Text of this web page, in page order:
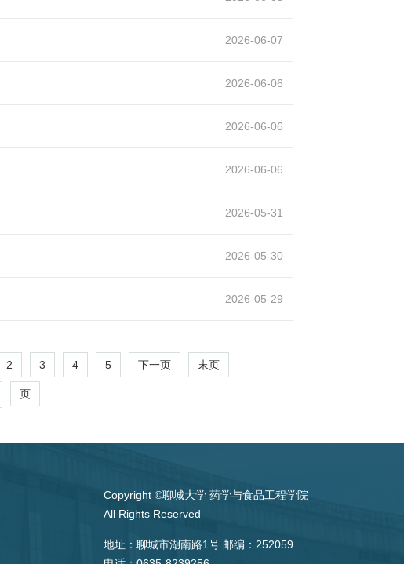
2026-06-07
2026-06-06
2026-06-06
2026-06-06
2026-05-31
2026-05-30
2026-05-29
2 3 4 5 下一页 末页
页
Copyright ©聊城大学 药学与食品工程学院
All Rights Reserved
地址：聊城市湖南路1号 邮编：252059